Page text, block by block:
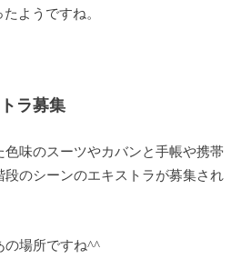
ようですね。
ラ募集
味のスーツやカバンと手帳や携帯
のシーンのエキストラが募集され
の場所ですね^^